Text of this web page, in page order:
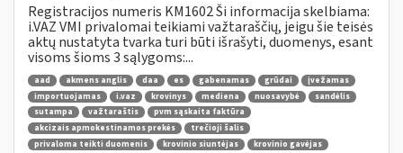
Registracijos numeris KM1602 Ši informacija skelbiama:
i.VAZ VMI privalomai teikiami važtaraščių, jeigu šie teisės
aktų nustatyta tvarka turi būti išrašyti, duomenys, esant
visoms šioms 3 sąlygoms:...
aad akmens anglis daa es gabenamas grūdai
įvežamas
importuojamas
i.vaz krovinys mediena nuosavybė
sandėlis
sutampa
važtaraštis
pvm sąskaita faktūra
akcizais apmokestinamos prekės
trečioji šalis
privaloma teikti duomenis
krovinio siuntėjas
krovinio gavėjas